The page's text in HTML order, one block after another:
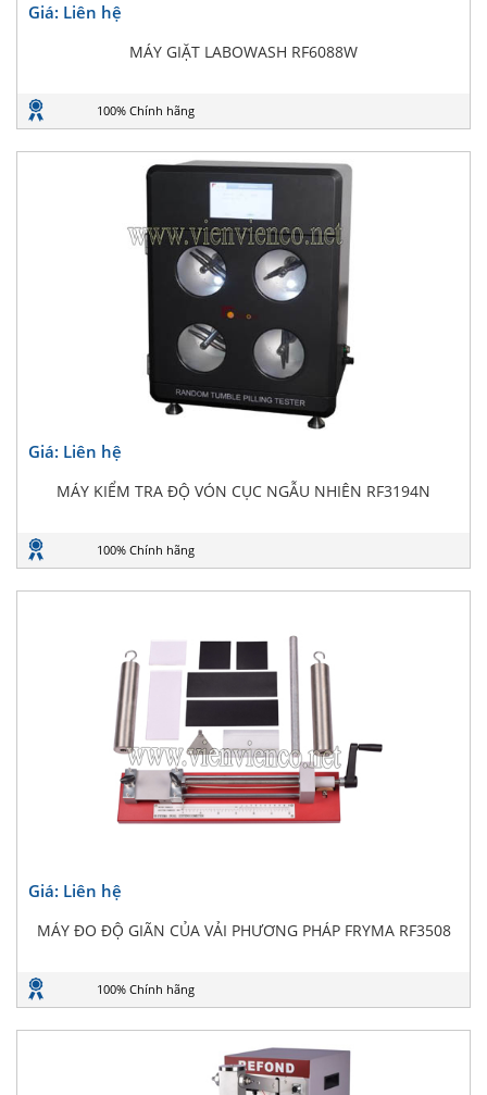
Giá: Liên hệ
MÁY GIẶT LABOWASH RF6088W
100% Chính hãng
Giá: Liên hệ
MÁY KIỂM TRA ĐỘ VÓN CỤC NGẪU NHIÊN RF3194N
100% Chính hãng
Giá: Liên hệ
MÁY ĐO ĐỘ GIÃN CỦA VẢI PHƯƠNG PHÁP FRYMA RF3508
100% Chính hãng